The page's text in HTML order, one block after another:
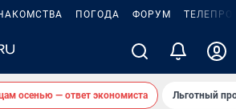
ПОГОДА ФОРУМ
осенью — ответ экономиста Льготный